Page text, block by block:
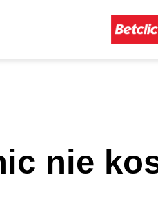
Biuro prasowe
Do pobrania
Idę
Wycieczki
nie